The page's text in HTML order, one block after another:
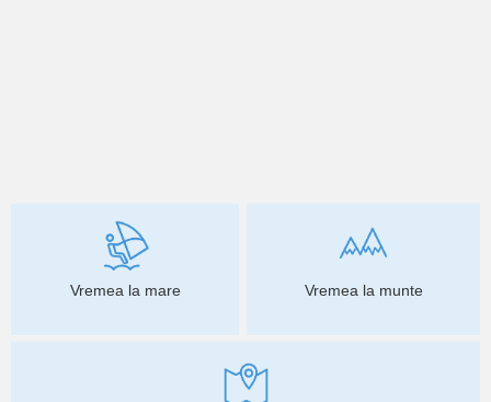
Vremea la mare Vremea la munte